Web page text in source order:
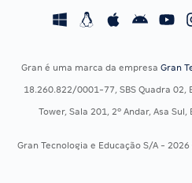
Concursos Fiscais
Residência Multiprofissional
Gran é uma marca da empresa Gran
18.260.822/0001-77, SBS Quadra 02,
Tower, Sala 201, 2º Andar, Asa
Gran Tecnologia e Educação S/A -